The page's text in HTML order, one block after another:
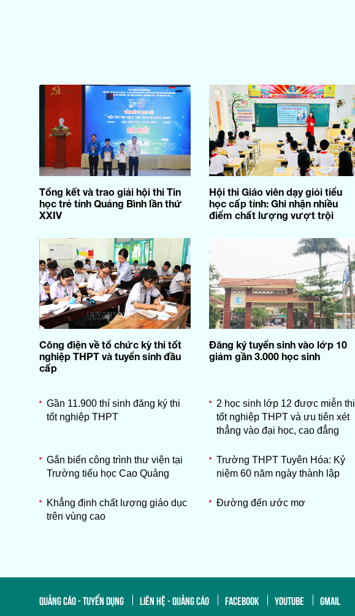
Tổng kết và trao giải hội thi Tin
học trẻ tỉnh Quảng Bình lần thứ
XXIV
Hội thi Giáo viên dạy giỏi tiểu
học cấp tỉnh: Ghi nhận nhiều
điểm chất lượng vượt trội
Công điện về tổ chức kỳ thi tốt
nghiệp THPT và tuyển sinh đầu
cấp
Đăng ký tuyển sinh vào lớp 10
giảm gần 3.000 học sinh
Gần 11.900 thí sinh đăng ký thi
tốt nghiệp THPT
2 học sinh lớp 12 được miễn thi
tốt nghiệp THPT và ưu tiên xét
thẳng vào đại học, cao đẳng
Gắn biển công trình thư viện tại
Trường tiểu học Cao Quảng
Trường THPT Tuyên Hóa: Kỷ
niệm 60 năm ngày thành lập
Khẳng định chất lượng giáo dục
trên vùng cao
Đường đến ước mơ
QUẢNG CÁO - TUYỂN DỤNG LIÊN HỆ - QUẢNG CÁO FACEBOOK YOUTUBE GMAIL